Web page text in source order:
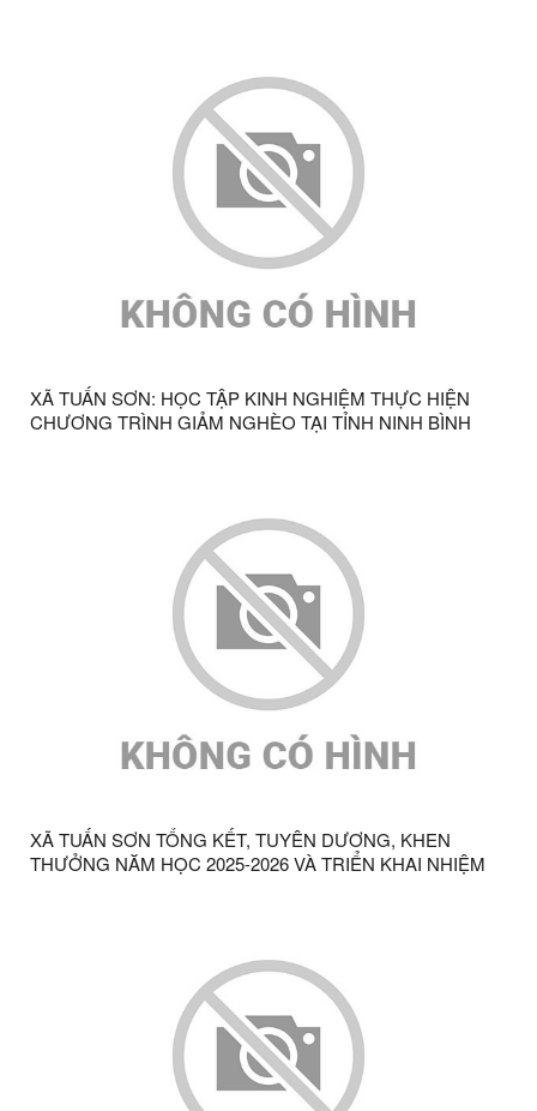
XÃ TUẤN SƠN: HỌC TẬP KINH NGHIỆM THỰC HIỆN
CHƯƠNG TRÌNH GIẢM NGHÈO TẠI TỈNH NINH BÌNH
XÃ TUẤN SƠN TỔNG KẾT, TUYÊN DƯƠNG, KHEN
THƯỞNG NĂM HỌC 2025-2026 VÀ TRIỂN KHAI NHIỆM